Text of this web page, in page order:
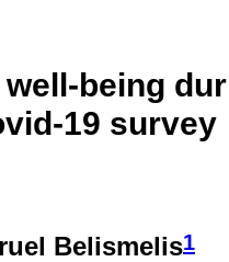
being
19 survey
Belismelis1